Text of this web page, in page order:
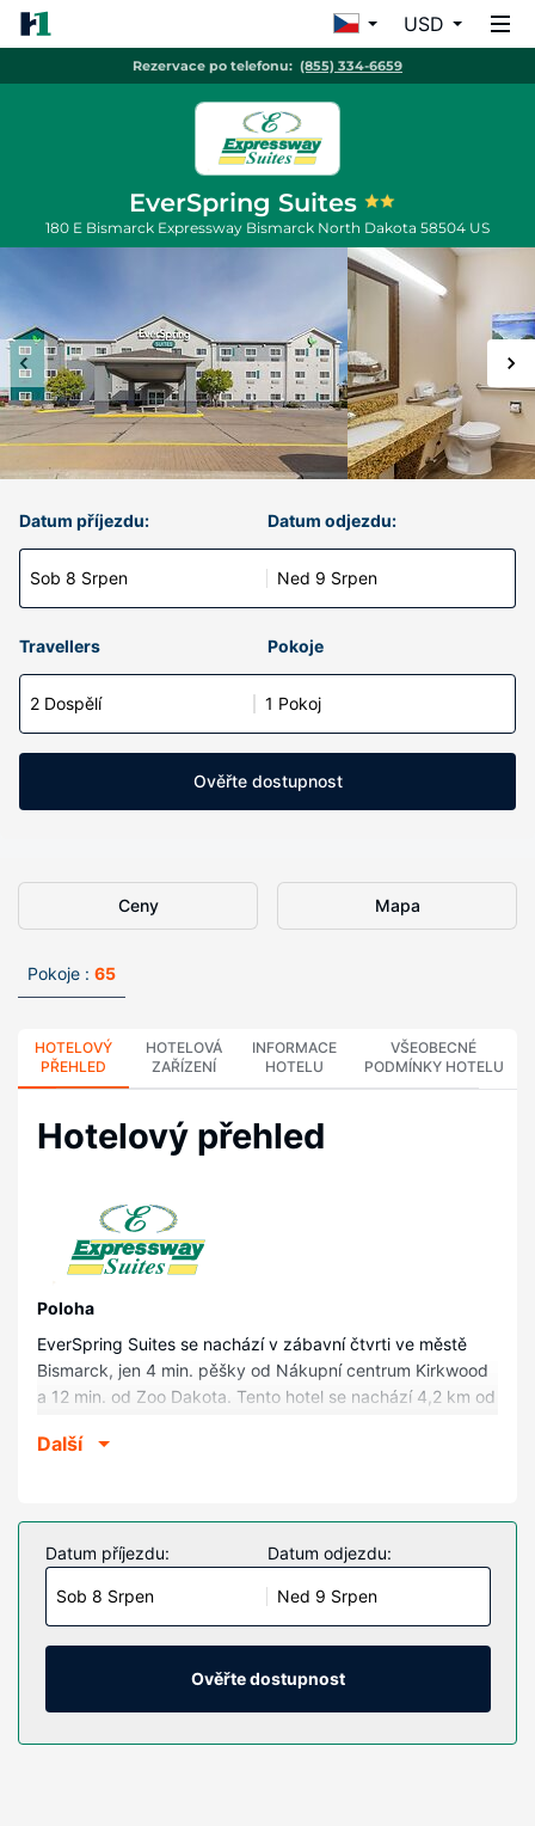
USD
Rezervace po telefonu: (855) 334-6659
EverSpring Suites
180 E Bismarck Expressway Bismarck North Dakota 58504 US
Datum příjezdu:
Sob 8 Srpen
Datum odjezdu:
Ned 9 Srpen
Travellers Pokoje
2 Dospělí 1 Pokoj
Ověřte dostupnost
Ceny Mapa
Pokoje : 65
HOTELOVÝ
PŘEHLED
HOTELOVÁ
ZAŘÍZENÍ
INFORMACE
HOTELU
VŠEOBECNÉ
PODMÍNKY HOTELU
Hotelový přehled
Poloha
EverSpring Suites se nachází v zábavní čtvrti ve městě
Bismarck, jen 4 min. pěšky od Nákupní centrum Kirkwood
a 12 min. od Zoo Dakota. Tento hotel se nachází 4,2 km od
centrum kulturního dědictví státu Severní Dakota.
V jednom z 65 klimatizovaných pokojů, k jejichž vybavení
patří lednička a mikrovlnná trouba, se budete cítit jako
doma. Bezplatné bezdrátové i pevné připojení k internetu
vám zajistí spojení se světem a televize, která nabízí
kabelové kanály, dobrou zábavu. K vybavení koupelen
patří vana se sprchou a vysoušeč vlasů. Další užitečné
vybavení a služby: psací stůl, kávovar/čajovar a telefon
(místními hovory zdarma).
Vybavení nemovitosti
Další
Datum příjezdu:
Sob 8 Srpen
Datum odjezdu:
Ned 9 Srpen
Ověřte dostupnost